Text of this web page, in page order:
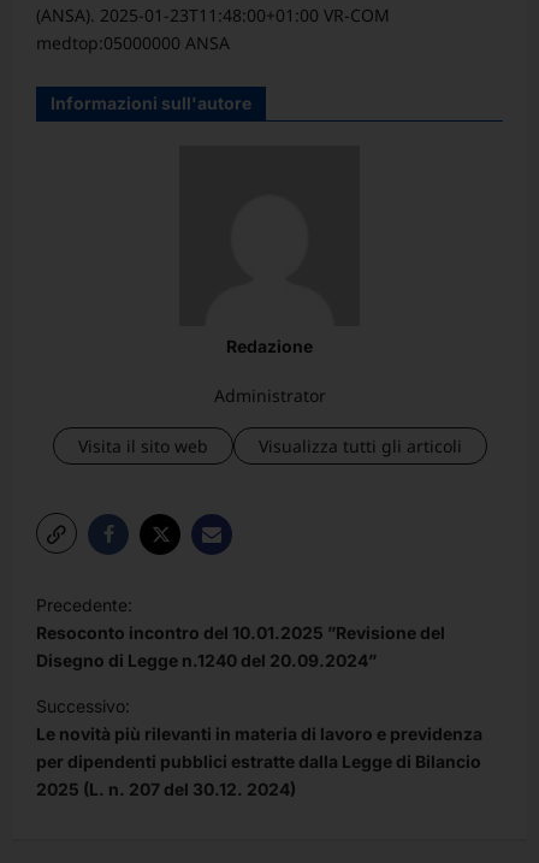
(ANSA). 2025-01-23T11:48:00+01:00 VR-COM
medtop:05000000 ANSA
Informazioni sull'autore
Redazione
Administrator
Visita il sito web Visualizza tutti gli articoli
a
v
i
g
a
Precedente:
Resoconto incontro del 10.01.2025 ”Revisione del
Disegno di Legge n.1240 del 20.09.2024”
Successivo:
Le novità più rilevanti in materia di lavoro e previdenza
per dipendenti pubblici estratte dalla Legge di Bilancio
2025 (L. n. 207 del 30.12. 2024)